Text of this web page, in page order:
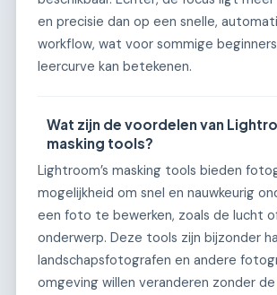
en precisie dan op een snelle,
workflow, wat voor sommige
leercurve kan betekenen.
Wat zijn de voordelen van
masking tools?
Lightroom’s masking tools bieden
mogelijkheid om snel en nauwkeurig
een foto te bewerken, zoals de lucht
onderwerp. Deze tools zijn bijzonder
landschapsfotografen en andere
omgeving willen veranderen zonder